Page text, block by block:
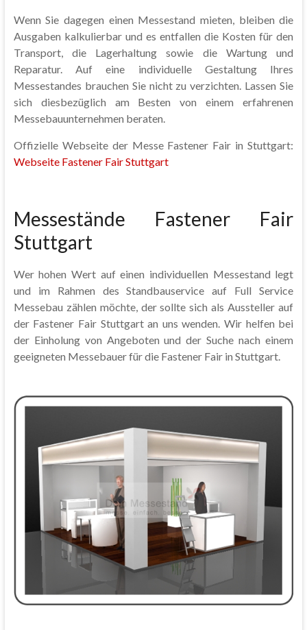
Wenn Sie dagegen einen Messestand mieten, bleiben die
Ausgaben kalkulierbar und es entfallen die Kosten für den
Transport, die Lagerhaltung sowie die Wartung und
Reparatur. Auf eine individuelle Gestaltung Ihres
Messestandes brauchen Sie nicht zu verzichten. Lassen Sie
sich diesbezüglich am Besten von einem erfahrenen
Messebauunternehmen beraten.
Offizielle Webseite der Messe Fastener Fair in Stuttgart:
Webseite Fastener Fair Stuttgart
Messestände Fastener Fair
Stuttgart
Wer hohen Wert auf einen individuellen Messestand legt
und im Rahmen des Standbauservice auf Full Service
Messebau zählen möchte, der sollte sich als Aussteller auf
der Fastener Fair Stuttgart an uns wenden. Wir helfen bei
der Einholung von Angeboten und der Suche nach einem
geeigneten Messebauer für die Fastener Fair in Stuttgart.